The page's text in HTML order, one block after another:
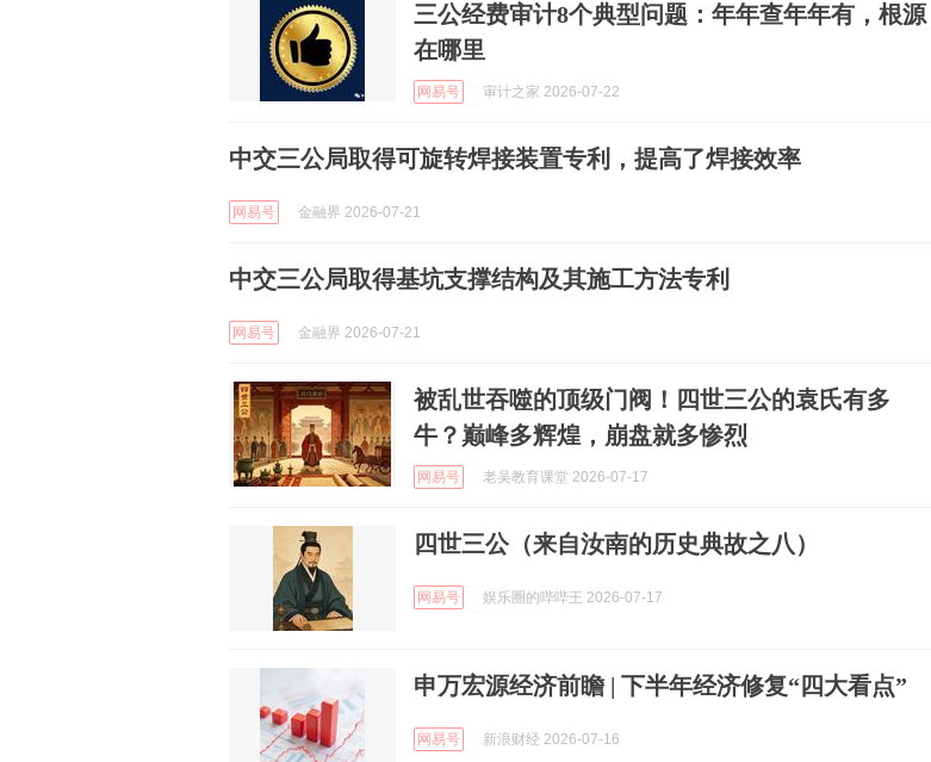
三公经费审计8个典型问题：年年查年年有，根源
在哪里
网易号 审计之家 2026-07-22
中交三公局取得可旋转焊接装置专利，提高了焊接效率
网易号 金融界 2026-07-21
中交三公局取得基坑支撑结构及其施工方法专利
网易号 金融界 2026-07-21
被乱世吞噬的顶级门阀！四世三公的袁氏有多
牛？巅峰多辉煌，崩盘就多惨烈
网易号 老吴教育课堂 2026-07-17
四世三公（来自汝南的历史典故之八）
网易号 娱乐圈的哔哔王 2026-07-17
申万宏源经济前瞻 | 下半年经济修复“四大看点”
网易号 新浪财经 2026-07-16